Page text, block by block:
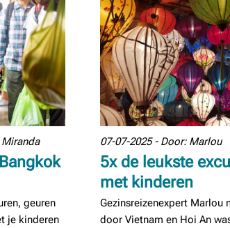
geuren
je kinderen
07-07-2025 - Door: Marlou
5x de leukste
met kinderen
Gezinsreizenexpert Marlou
door Vietnam en Hoi An